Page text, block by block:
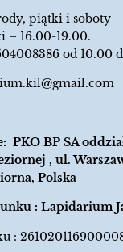
piątki i soboty –
– 16.00-19.00.
od 10.00
PKO BP SA
, ul.
Polska
: Lapidarium
: